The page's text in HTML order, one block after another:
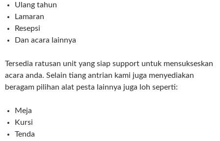
Ulang tahun
Lamaran
Resepsi
Dan acara lainnya
Tersedia ratusan unit yang siap support untuk mensukseskan
acara anda. Selain tiang antrian kami juga menyediakan
beragam pilihan alat pesta lainnya juga loh seperti:
Meja
Kursi
Tenda